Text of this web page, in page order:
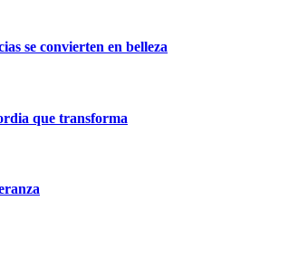
se convierten en belleza
que transforma